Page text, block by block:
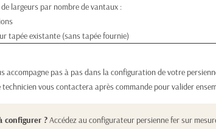
de largeurs par nombre de vantaux :
tapée existante (sans tapée fournie)
sur tapées bois existantes
sur tapées métalliques
des tapées existantes
accompagne pas à pas dans la configuration de votre
vous contactera après commande pour valider
configurer ?Accédez au configurateur persienne fer sur